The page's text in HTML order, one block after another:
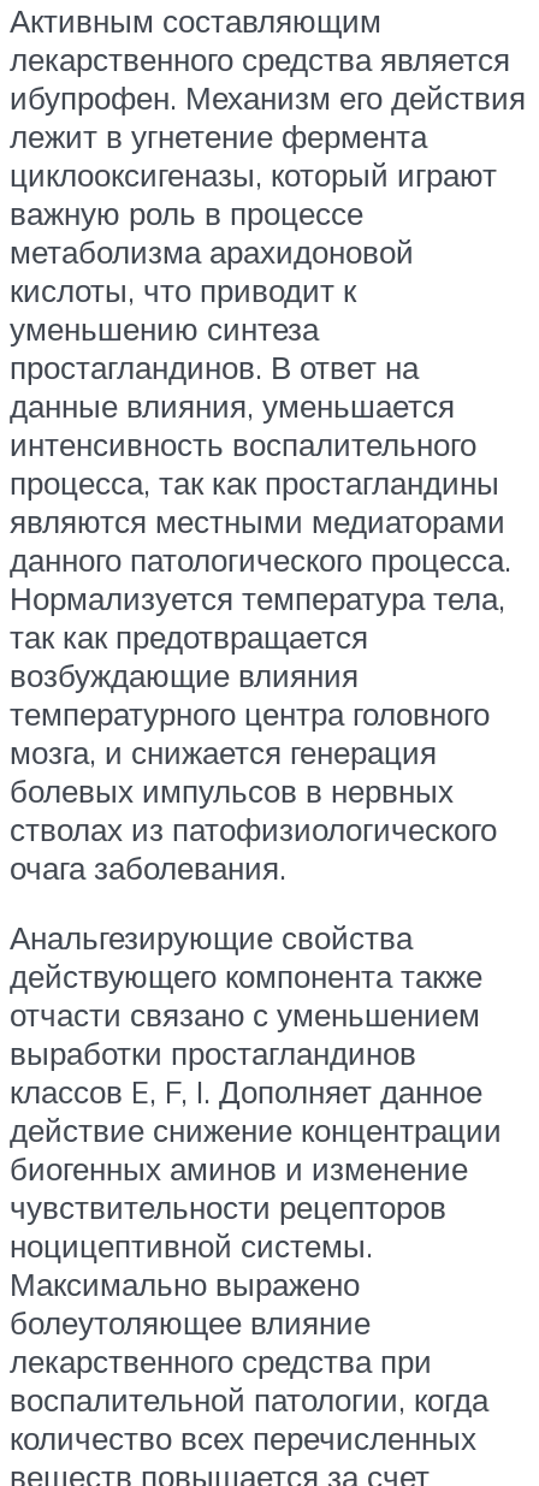
Активным составляющим
лекарственного средства является
ибупрофен. Механизм его действия
лежит в угнетение фермента
циклооксигеназы, который играют
важную роль в процессе
метаболизма арахидоновой
кислоты, что приводит к
уменьшению синтеза
простагландинов. В ответ на
данные влияния, уменьшается
интенсивность воспалительного
процесса, так как простагландины
являются местными медиаторами
данного патологического процесса.
Нормализуется температура тела,
так как предотвращается
возбуждающие влияния
температурного центра головного
мозга, и снижается генерация
болевых импульсов в нервных
стволах из патофизиологического
очага заболевания.
Анальгезирующие свойства
действующего компонента также
отчасти связано с уменьшением
выработки простагландинов
классов E, F, I. Дополняет данное
действие снижение концентрации
биогенных аминов и изменение
чувствительности рецепторов
ноцицептивной системы.
Максимально выражено
болеутоляющее влияние
лекарственного средства при
воспалительной патологии, когда
количество всех перечисленных
веществ повышается за счет